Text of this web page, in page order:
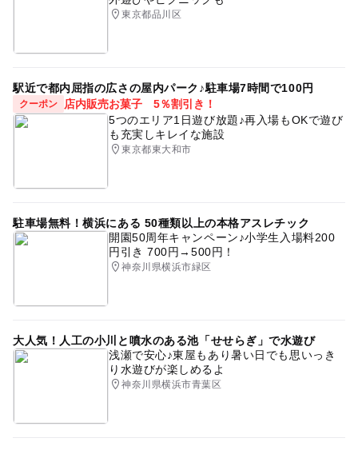
東京都品川区
駅近で都内屈指の広さの屋内パーク♪駐車場7時間で100円
クーポン
店内販売お菓子 5％割引き！
5つのエリア1日遊び放題♪再入場もOKで遊び
も充実しキレイな施設
東京都東大和市
駐車場無料！横浜にある 50種類以上の本格アスレチック
開園50周年キャンペーン♪小学生入場料200
円引き 700円→500円！
神奈川県横浜市緑区
大人気！人工の小川と噴水のある池「せせらぎ」で水遊び
浅瀬で安心♪東屋もあり暑い日でも思いっき
り水遊びが楽しめるよ
神奈川県横浜市青葉区